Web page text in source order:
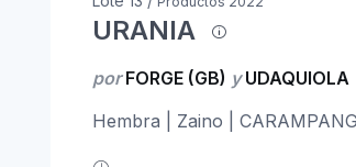
URANIA
porFORGE (GB) yUDAQUIOLA
Hembra | Zaino |